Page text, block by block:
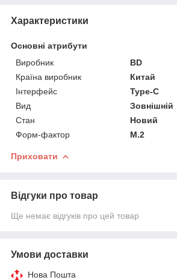
Характеристики
Основні атрибути
Виробник
BD
Країна виробник
Китай
Інтерфейс
Type-C
Вид
Зовнішній
Стан
Новий
Форм-фактор
M.2
Приховати
Відгуки про товар
Ще немає відгуків про цей товар
Умови доставки
Нова Пошта